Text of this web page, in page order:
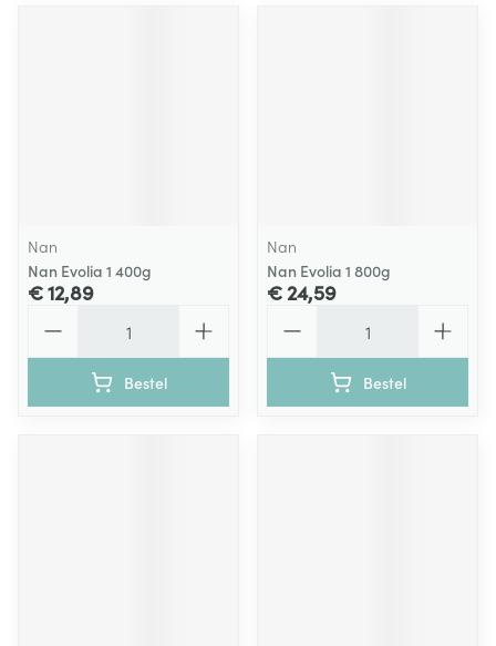
Nan
Nan Evolia 1 400g
€ 12,89
Bestel
Nan
Nan Evolia 1 800g
€ 24,59
Bestel